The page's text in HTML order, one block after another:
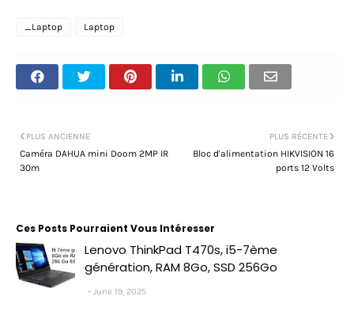
_Laptop Laptop
PLUS RÉCENTE
Bloc d'alimentation HIKVISION 16
ports 12 Volts
PLUS ANCIENNE
Caméra DAHUA mini Doom 2MP IR
30m
Ces Posts Pourraient Vous Intéresser
Lenovo ThinkPad T470s, i5-7ème
génération, RAM 8Go, SSD 256Go
June 19, 2025